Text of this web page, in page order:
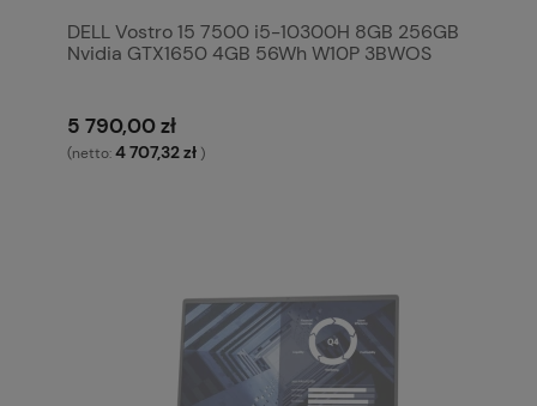
DELL Vostro 15 7500 i5-10300H 8GB 256GB
Nvidia GTX1650 4GB 56Wh W10P 3BWOS
5 790,00 zł
(netto:4 707,32 zł )